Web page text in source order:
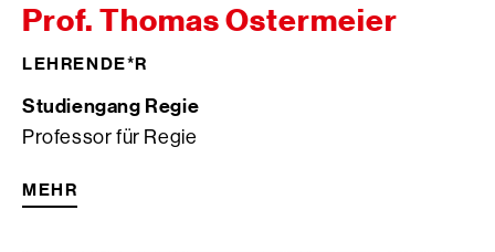
Prof. Thomas Ostermeier
LEHRENDE*R
Studiengang Regie
Professor für Regie
MEHR